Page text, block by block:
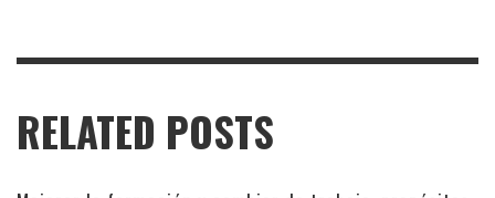
RELATED POSTS